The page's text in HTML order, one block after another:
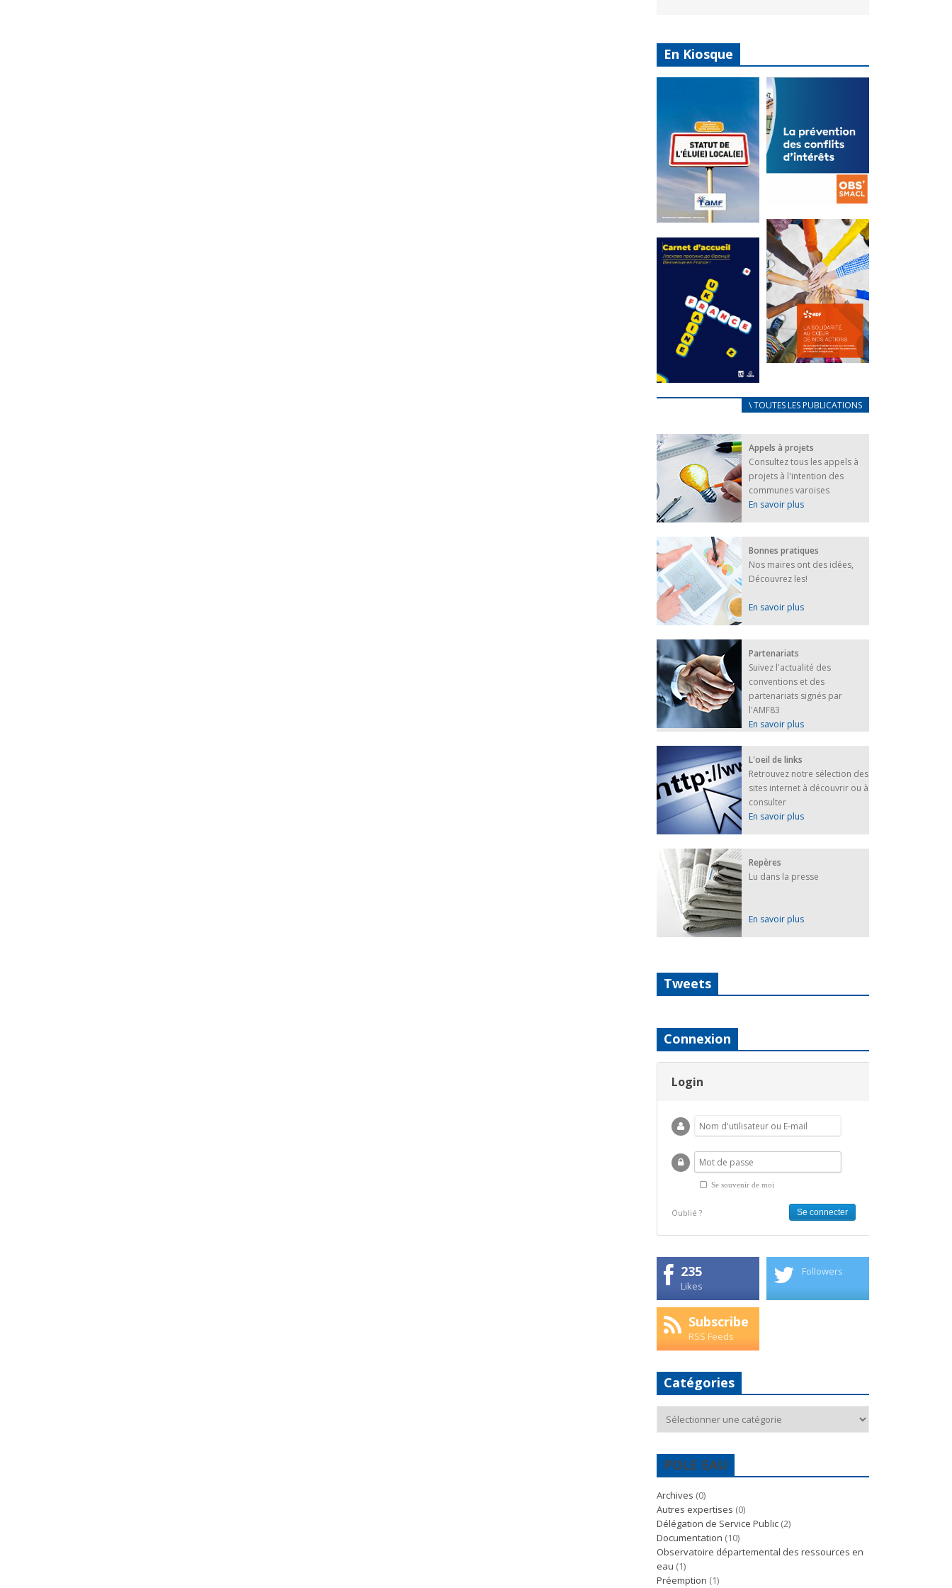
En Kiosque
Statut de
l’élu local
Mise à jour avril
2024
FEUILLETER
La
prévention
des conflits
d’intérêts
18 septembre 2023
FEUILLETER
au coeur de
nos actions
FEUILLETER
FRANÇAIS/UKRAINIEN
25 avril 2022
Afin
d’accompagner
au mieux les
réfugiés
ukrainiens arrivés
en France,...
FEUILLETER
\ TOUTES LES PUBLICATIONS
Appels à projets
Consultez tous les appels à
projets à l'intention des
communes varoises
En savoir plus
Bonnes pratiques
Nos maires ont des idées,
Découvrez les!
En savoir plus
Partenariats
Suivez l'actualité des
conventions et des
partenariats signés par
l'AMF83
En savoir plus
L'oeil de links
Retrouvez notre sélection des
sites internet à découvrir ou à
consulter
En savoir plus
Repères
Lu dans la presse
En savoir plus
Tweets
Connexion
Login
Se souvenir de moi
Oublié ?
235
Likes
Followers
Subscribe
RSS Feeds
Catégories
POLE EAU
Archives (0)
Autres expertises (0)
Délégation de Service Public (2)
Documentation (10)
Observatoire départemental des ressources en
eau (1)
Préemption (1)